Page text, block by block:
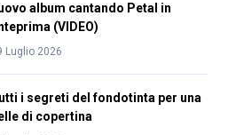
album cantando Petal in
(VIDEO)
Luglio 2026
i segreti del fondotinta per una
di copertina